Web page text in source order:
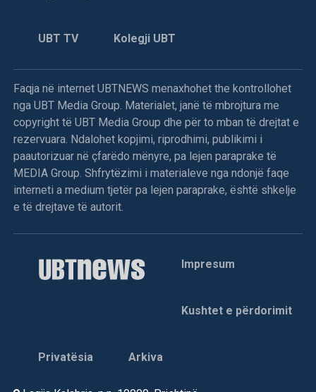
UBT TV Kolegji UBT
Faqja në internet UBTNEWS menaxhohet the kontrollohet
nga UBT Media Group. Materialet, janë të mbrojtura me
copyright të UBT Media Group dhe për to mban të drejtat e
rezervuara. Ndalohet kopjimi, riprodhimi, publikimi i
paautorizuar në çfarëdo mënyre, pa lejen paraprake të
MEDIA Group. Shfrytëzimi i materialeve nga ndonjë faqe
interneti a medium tjetër pa lejen paraprake, është shkelje
e të drejtave të autorit.
Impresum
Kushtet e përdorimit
Privatësia Arkiva